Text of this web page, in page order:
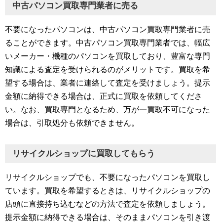
中古パソコン買取専門業者に売る
不要になったパソコンは、中古パソコン買取専門業者に売
ることができます。中古パソコン買取専門業者では、幅広
いメーカー・機種のパソコンを買取しており、豊富な専門
知識による査定を受けられるのがメリットです。買取を希
望する場合は、業者に連絡して査定を受けましょう。提示
金額に納得できる場合は、正式に買取を依頼してくださ
い。なお、買取専門となるため、万が一買取不可になった
場合は、引取処分も依頼できません。
リサイクルショップに買取してもらう
リサイクルショップでも、不要になったパソコンを買取し
ています。買取を希望するときは、リサイクルショップの
店頭に直接持ち込むなどの方法で査定を依頼しましょう。
提示金額に納得できる場合は、そのままパソコンを引き渡